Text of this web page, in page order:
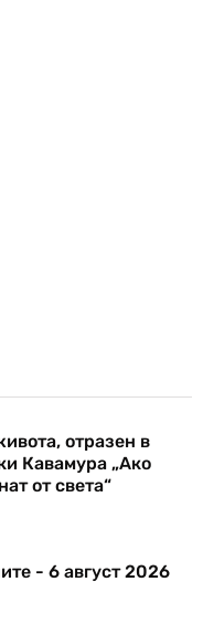
отразен в
Кавамура „Ако
от света“
- 6 август 2026